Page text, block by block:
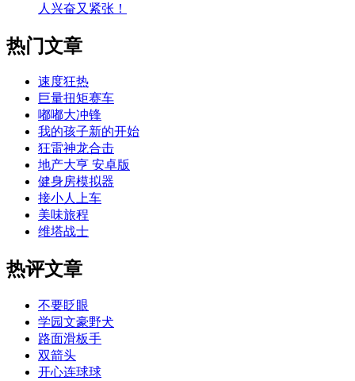
人兴奋又紧张！
热门文章
速度狂热
巨量扭矩赛车
嘟嘟大冲锋
我的孩子新的开始
狂雷神龙合击
地产大亨 安卓版
健身房模拟器
接小人上车
美味旅程
维塔战士
热评文章
不要眨眼
学园文豪野犬
路面滑板手
双箭头
开心连球球